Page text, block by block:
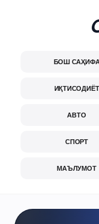
БОШ
ИҚТИСОДИЁТ
АВТО
СПОРТ
МАЪЛУМОТ